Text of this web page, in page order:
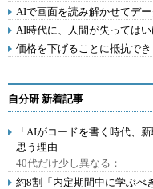
AIで画面を読み解かせてデ
AI時代に、人間が失っては
価格を下げることに抵抗で
自分研 新着記事
「AIがコードを書く時代、
思う理由
40代だけ少し異なる：
約8割「内定期間中に学ぶ